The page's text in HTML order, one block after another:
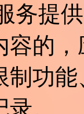
务提
容的
制功
。